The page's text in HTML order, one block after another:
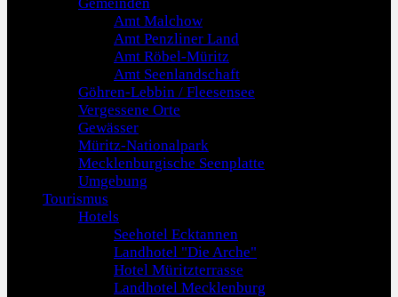
Amt Malchow
Amt Penzliner Land
Amt Röbel-Müritz
Amt Seenlandschaft
Göhren-Lebbin / Fleesensee
Vergessene Orte
Gewässer
Müritz-Nationalpark
Mecklenburgische Seenplatte
Umgebung
Tourismus
Hotels
Seehotel Ecktannen
Landhotel "Die Arche"
Hotel Müritzterrasse
Landhotel Mecklenburg